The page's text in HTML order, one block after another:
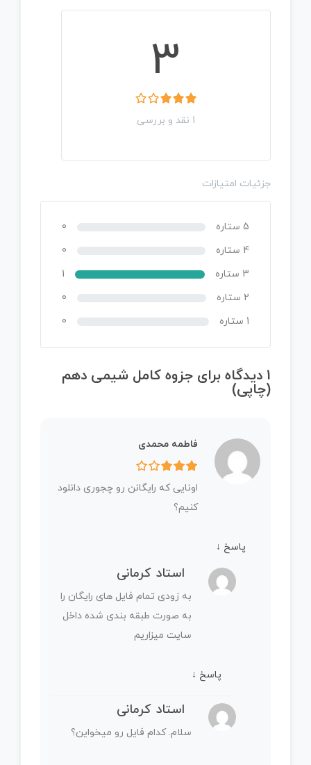
3
1 نقد و بررسی
جزئیات امتیازات
5 ستاره
0
4 ستاره
0
3 ستاره
1
2 ستاره
0
1 ستاره
0
1 دیدگاه برای جزوه کامل شیمی دهم
(چاپی)
فاطمه محمدی
اونایی که رایگانن رو چجوری دانلود
کنیم؟
پاسخ ↓
استاد کرمانی
به زودی تمام فایل های رایگان را
به صورت طبقه بندی شده داخل
سایت میزاریم
پاسخ ↓
استاد کرمانی
سلام. کدام فایل رو میخواین؟